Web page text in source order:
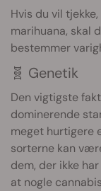
Hvis du vil
marihuana, skal
bestemmer
🧬 Genetik
Den vigtigste
dominerende
meget hurtigere
sorterne kan
dem, der ikke
at nogle